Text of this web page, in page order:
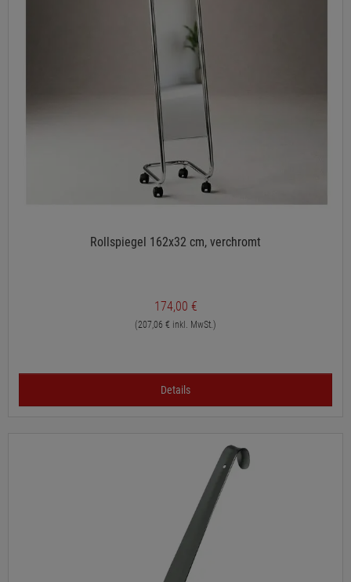
Rollspiegel 162x32 cm, verchromt
174,00 €
(207,06 € inkl. MwSt.)
Details